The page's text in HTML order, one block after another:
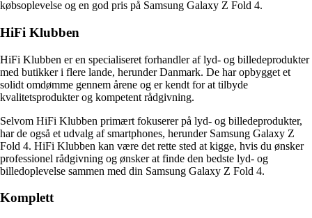
købsoplevelse og en god pris på Samsung Galaxy Z Fold 4.
HiFi Klubben
HiFi Klubben er en specialiseret forhandler af lyd- og billedeprodukter
med butikker i flere lande, herunder Danmark. De har opbygget et
solidt omdømme gennem årene og er kendt for at tilbyde
kvalitetsprodukter og kompetent rådgivning.
Selvom HiFi Klubben primært fokuserer på lyd- og billedeprodukter,
har de også et udvalg af smartphones, herunder Samsung Galaxy Z
Fold 4. HiFi Klubben kan være det rette sted at kigge, hvis du ønsker
professionel rådgivning og ønsker at finde den bedste lyd- og
billedoplevelse sammen med din Samsung Galaxy Z Fold 4.
Komplett